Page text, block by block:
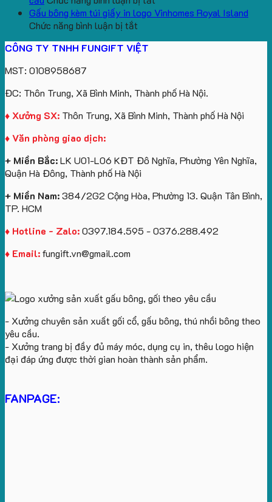
aginode
yêu
Học
Logo
Công
Ty
Lữ
koala
lớn
logo
Trung
Đặt
số
lượng
lớn
theo
cầu
Gấu bông kèm túi giấy in logo Vinhomes Royal Island
Chức năng bình luận bị tắt
bông
giấy
in
logo
CÔNG TY TNHH FUNGIFT VIỆT
MST: 0108958687
ĐC: Thôn Trung, Xã Bình Minh, Thành phố Hà Nội.
♦ Xưởng SX: Thôn Trung, Xã Bình Minh, Thành phố Hà Nội
♦ Văn phòng giao dịch:
+ Miền Bắc:LK U01-L06 KĐT Đô Nghĩa, Phường Yên Nghĩa,
Quận Hà Đông, Thành phố Hà Nội
+ Miền Nam:384/2G2 Cộng Hòa, Phường 13. Quận Tân Bình,
TP. HCM
♦ Hotline - Zalo:0397.184.595 - 0376.288.492
♦ Email:fungift.vn@gmail.com
- Xưởng chuyên sản xuất gối cổ, gấu bông, thú nhồi bông theo
yêu cầu.
- Xưởng trang bị đầy đủ máy móc, dụng cụ in, thêu logo hiện
đại đáp ứng được thời gian hoàn thành sản phẩm.
FANPAGE: